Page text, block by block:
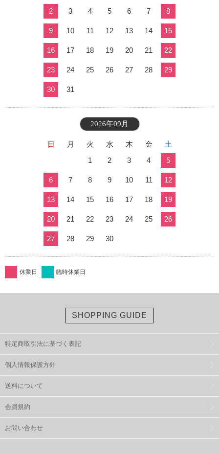
2 3 4 5 6 7 8
9 10 11 12 13 14 15
16 17 18 19 20 21 22
23 24 25 26 27 28 29
30 31
2026年09月
日 月 火 水 木 金
土
1
2 3 4 5
6 7 8 9 10 11 12
13 14 15 16 17 18 19
20 21 22 23 24 25 26
27 28 29 30
休業日 臨時休業日
SHOPPING GUIDE
特定商取引法に基づく表記
個人情報保護方針
送料について
会員規約
お問い合わせ